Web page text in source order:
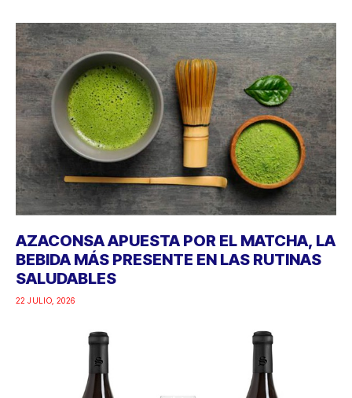
AZACONSA APUESTA POR EL MATCHA, LA
BEBIDA MÁS PRESENTE EN LAS RUTINAS
SALUDABLES
22 JULIO, 2026